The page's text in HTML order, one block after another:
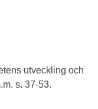
utveckling och
s. 37-53.